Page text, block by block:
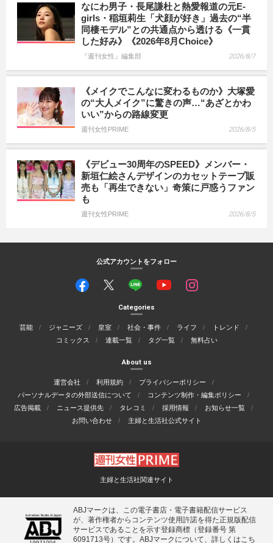
なにわ男子・長尾謙杜と熱愛報道の元E-
girls・稲垣莉生「犬顔が好き」過去の“半
同棲モデル”との共通点から透ける《一貫
した好み》《2026年8月Choice》
『週刊女性』編集部 2026/8/7
《メイクでこんなに変わるものか》大塚愛
の“大人メイク”に驚きの声…“あざとかわ
いい”からの路線変更
週刊女性PRIME 2026/8/5
《デビュー30周年のSPEED》メンバー・
新垣仁絵さんデザインのカセットテープ販
売も「再生できない」奇策に戸惑うファン
も
週刊女性PRIME 2026/8/5
公式アカウントをフォロー
Categories
芸能 ジャニーズ 皇室 社会・事件 ライフ
トレンド
コミックス
連載一覧 タグ一覧 無料占い
About us
運営会社 利用規約
プライバシーポリシー
パーソナルデータの外部送信について
コンテンツ制作・編集ポリシー
広告掲載
ニュース提供先 タレコミ 採用情報
お知らせ一覧
お問い合わせ
主婦と生活社公式サイト
主婦と生活社関連サイト
ABJマークは、この電子書店・電子書籍配信サービス
が、著作権者からコンテンツ使用許諾を得た正規版配信
サービスであることを示す登録商標（登録番号 第
6091713号）です。ABJマークについて、詳しくはこち